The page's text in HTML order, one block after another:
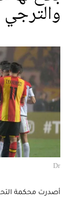
والترجي
Dr
أصدرت محكمة